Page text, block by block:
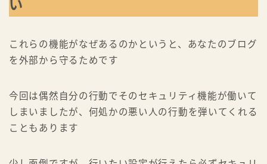
い
これらの機能がなぜあるのかというと、あなたのブログ
を外部から守るためです
今回は偶然自分の行動でそのセキュリティ機能が働いて
しまいましたが、何処かの悪い人の行動を弾いてくれる
こともあります